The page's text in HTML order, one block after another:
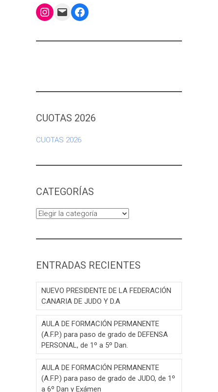
Instagram
MailFacebook
CUOTAS 2026
CUOTAS 2026
CATEGORÍAS
Categorías
ENTRADAS RECIENTES
NUEVO PRESIDENTE DE LA FEDERACIÓN
CANARIA DE JUDO Y D.A
AULA DE FORMACIÓN PERMANENTE
(A.F.P.) para paso de grado de DEFENSA
PERSONAL, de 1º a 5º Dan.
AULA DE FORMACIÓN PERMANENTE
(A.F.P.) para paso de grado de JUDO, de 1º
a 6º Dan y Exámen